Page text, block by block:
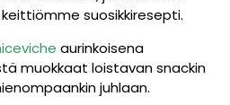
suosikkiresepti.
aurinkoisena
muokkaat loistavan snackin
juhlaan.